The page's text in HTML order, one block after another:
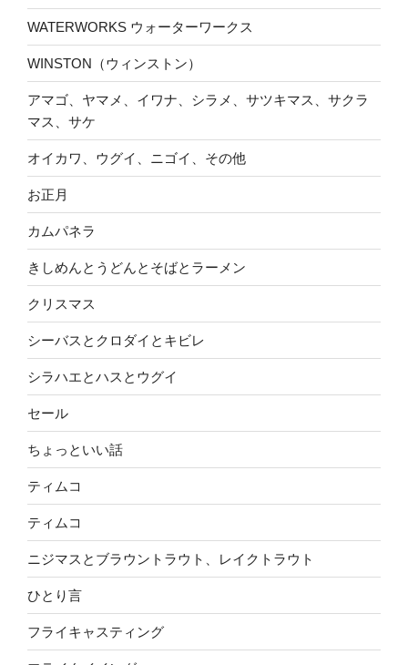
WATERWORKS ウォーターワークス
WINSTON（ウィンストン）
アマゴ、ヤマメ、イワナ、シラメ、サツキマス、サクラ
マス、サケ
オイカワ、ウグイ、ニゴイ、その他
お正月
カムパネラ
きしめんとうどんとそばとラーメン
クリスマス
シーバスとクロダイとキビレ
シラハエとハスとウグイ
セール
ちょっといい話
ティムコ
ティムコ
ニジマスとブラウントラウト、レイクトラウト
ひとり言
フライキャスティング